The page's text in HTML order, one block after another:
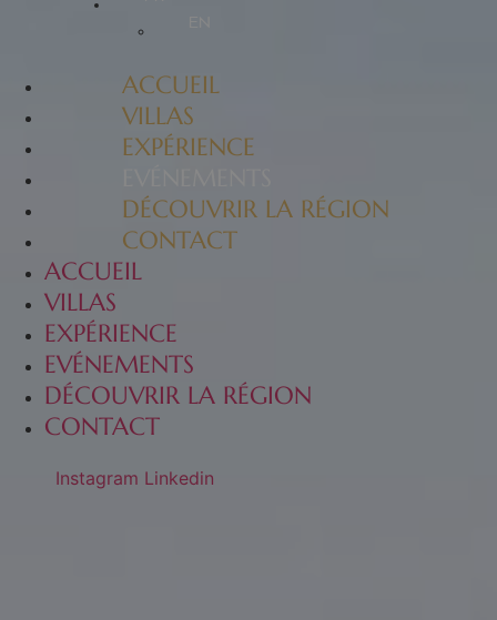
ACCUEIL
VILLAS
EXPÉRIENCE
DÉCOUVRIR LA RÉGION
CONTACT
ACCUEIL
VILLAS
EXPÉRIENCE
EVÉNEMENTS
DÉCOUVRIR LA RÉGION
CONTACT
Instagram Linkedin